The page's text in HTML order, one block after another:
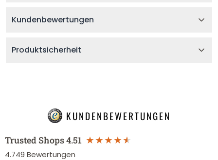
Kundenbewertungen
Produktsicherheit
KUNDENBEWERTUNGEN
Trusted Shops4.51
4.749 Bewertungen